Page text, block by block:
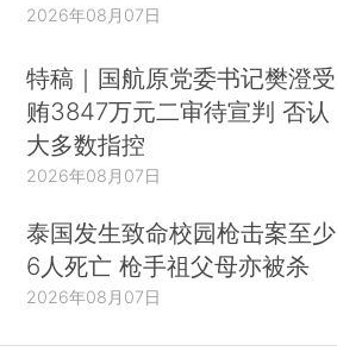
2026年08月07日
特稿｜国航原党委书记樊澄受
贿3847万元二审待宣判 否认
大多数指控
2026年08月07日
泰国发生致命校园枪击案至少
6人死亡 枪手祖父母亦被杀
2026年08月07日